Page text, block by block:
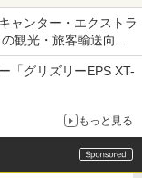
ャンター・エクストラ
観光・旅客輸送向け
「グリズリーEPS XT-
もっと見る